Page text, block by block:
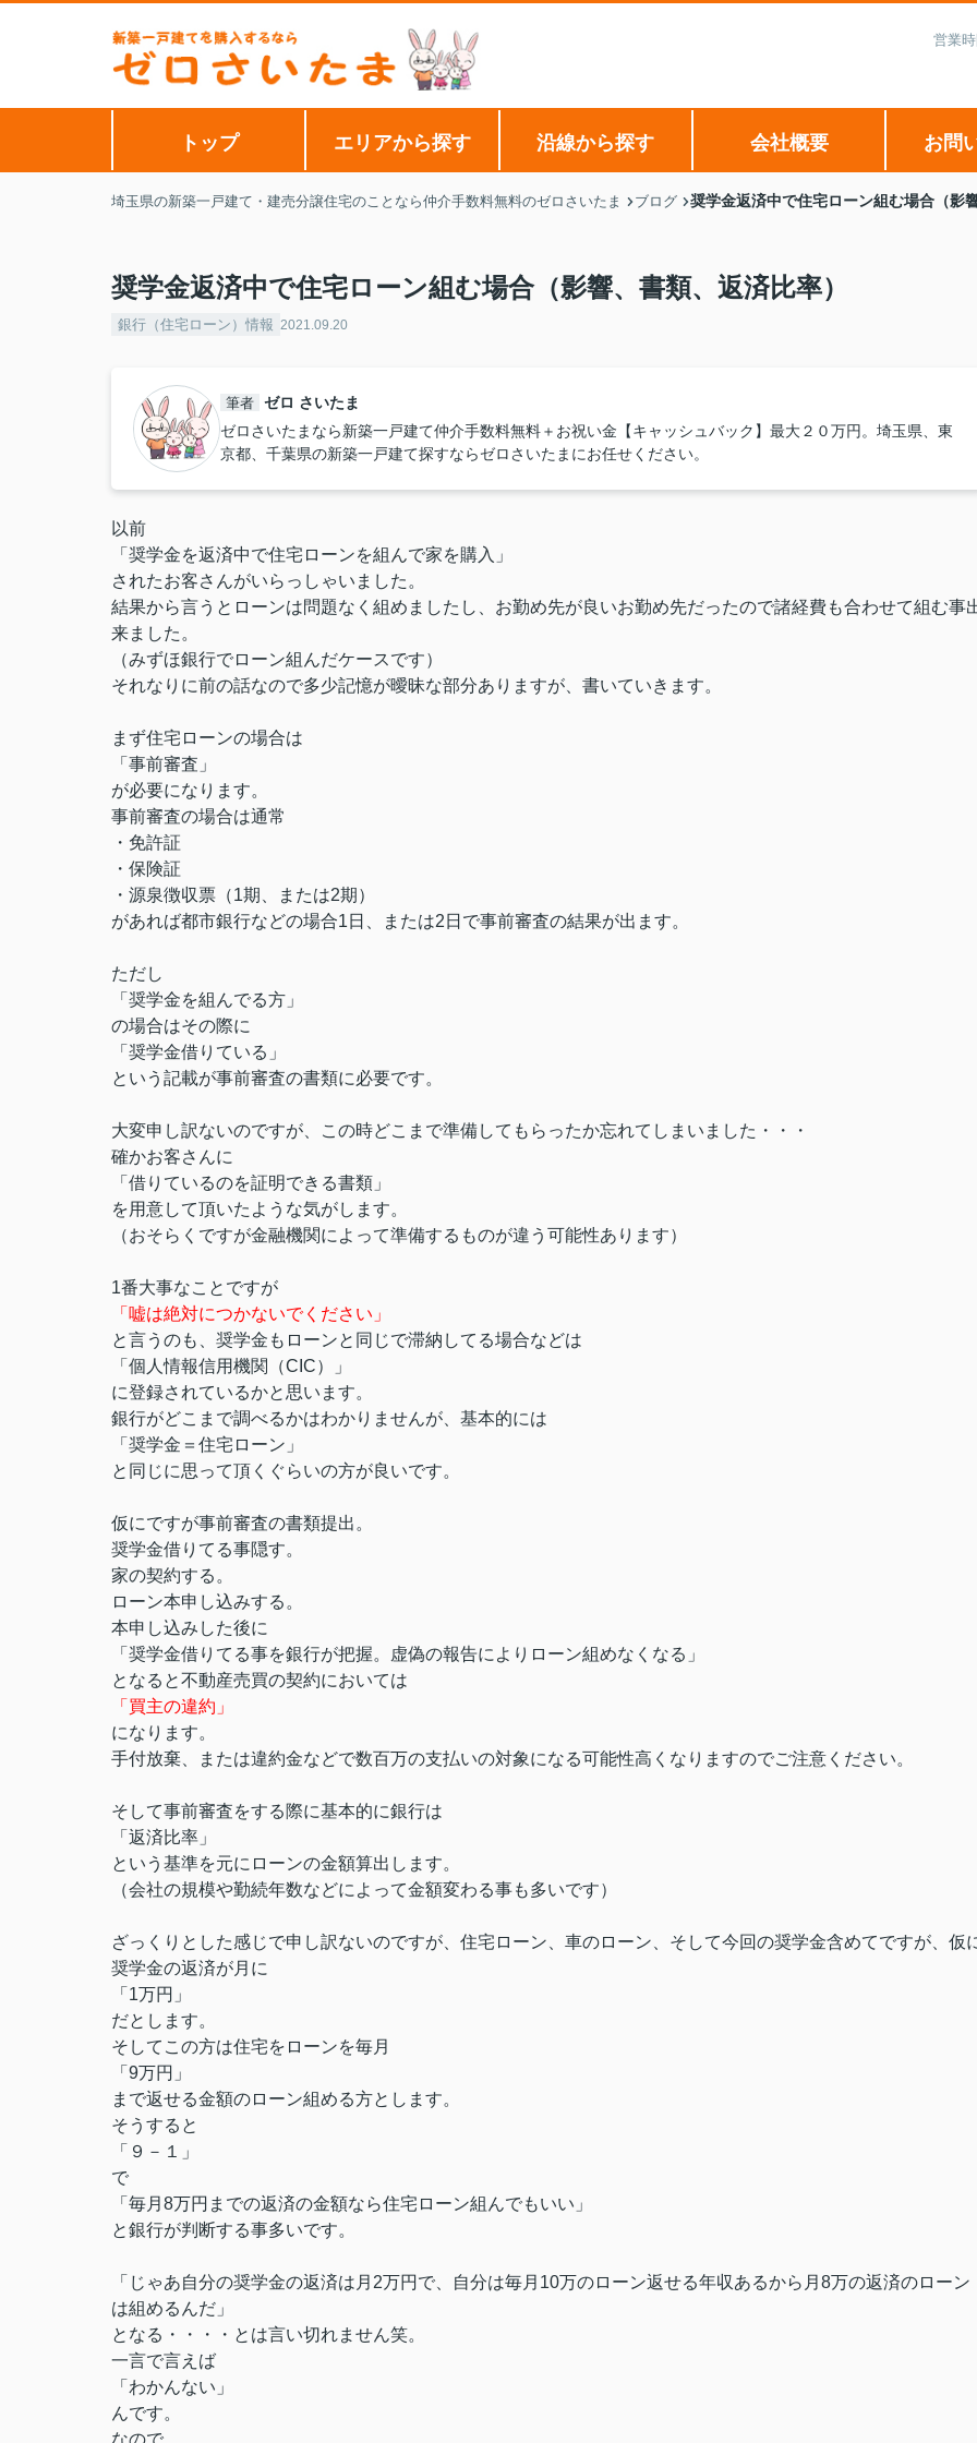
営業
トップ エリアから探す 沿線から探す 会社概要 お問
埼玉県の新築一戸建て・建売分譲住宅のことなら仲介手数料無料のゼロさいたま ブログ 奨学金返済中で住宅ローン組む場合（影
奨学金返済中で住宅ローン組む場合（影響、書類、返済比率）
銀行（住宅ローン）情報 2021.09.20
筆者 ゼロ さいたま
ゼロさいたまなら新築一戸建て仲介手数料無料＋お祝い金【キャッシュバック】最大２０万円。埼玉県、東
京都、千葉県の新築一戸建て探すならゼロさいたまにお任せください。
以前
「奨学金を返済中で住宅ローンを組んで家を購入」
されたお客さんがいらっしゃいました。
結果から言うとローンは問題なく組めましたし、お勤め先が良いお勤め先だったので諸経費も合わせて組む事
来ました。
（みずほ銀行でローン組んだケースです）
それなりに前の話なので多少記憶が曖昧な部分ありますが、書いていきます。
まず住宅ローンの場合は
「事前審査」
が必要になります。
事前審査の場合は通常
・免許証
・保険証
・源泉徴収票（1期、または2期）
があれば都市銀行などの場合1日、または2日で事前審査の結果が出ます。
ただし
「奨学金を組んでる方」
の場合はその際に
「奨学金借りている」
という記載が事前審査の書類に必要です。
大変申し訳ないのですが、この時どこまで準備してもらったか忘れてしまいました・・・
確かお客さんに
「借りているのを証明できる書類」
を用意して頂いたような気がします。
（おそらくですが金融機関によって準備するものが違う可能性あります）
1番大事なことですが
「嘘は絶対につかないでください」
と言うのも、奨学金もローンと同じで滞納してる場合などは
「個人情報信用機関（CIC）」
に登録されているかと思います。
銀行がどこまで調べるかはわかりませんが、基本的には
「奨学金＝住宅ローン」
と同じに思って頂くぐらいの方が良いです。
仮にですが事前審査の書類提出。
奨学金借りてる事隠す。
家の契約する。
ローン本申し込みする。
本申し込みした後に
「奨学金借りてる事を銀行が把握。虚偽の報告によりローン組めなくなる」
となると不動産売買の契約においては
「買主の違約」
になります。
手付放棄、または違約金などで数百万の支払いの対象になる可能性高くなりますのでご注意ください。
そして事前審査をする際に基本的に銀行は
「返済比率」
という基準を元にローンの金額算出します。
（会社の規模や勤続年数などによって金額変わる事も多いです）
ざっくりとした感じで申し訳ないのですが、住宅ローン、車のローン、そして今回の奨学金含めてですが、仮
奨学金の返済が月に
「1万円」
だとします。
そしてこの方は住宅をローンを毎月
「9万円」
まで返せる金額のローン組める方とします。
そうすると
「９－１」
で
「毎月8万円までの返済の金額なら住宅ローン組んでもいい」
と銀行が判断する事多いです。
「じゃあ自分の奨学金の返済は月2万円で、自分は毎月10万のローン返せる年収あるから月8万の返済のローン
は組めるんだ」
となる・・・・とは言い切れません笑。
一言で言えば
「わかんない」
んです。
なので